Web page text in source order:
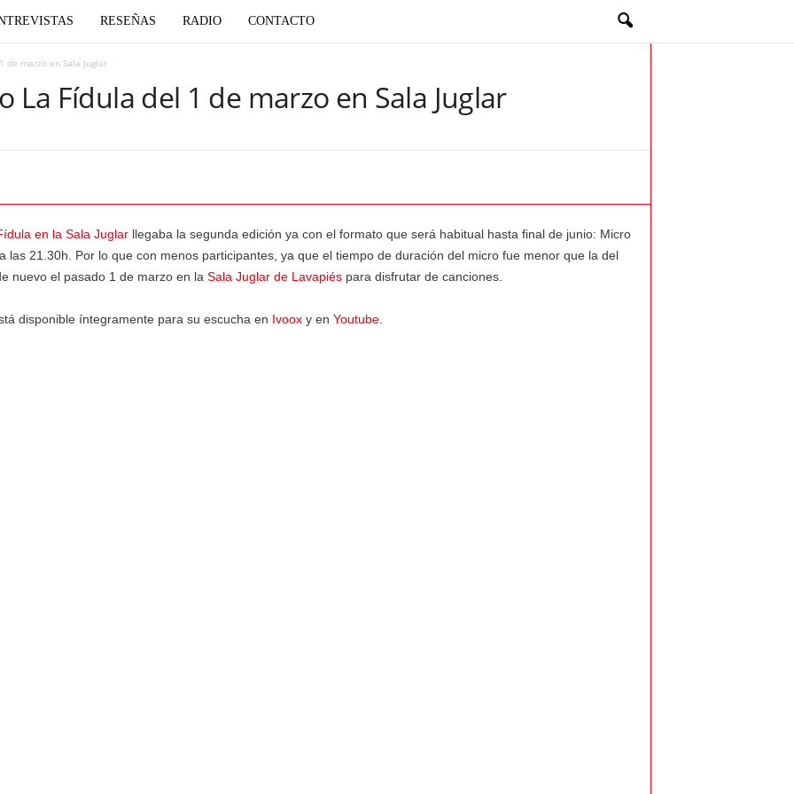
RESEÑAS RADIO CONTACTO
de marzo en Sala Juglar
La Fídula del 1 de marzo en Sala Juglar
en la Sala Juglarllegaba la segunda edición ya con el formato que será habitual hasta final de junio: Micro
las 21.30h. Por lo que con menos participantes, ya que el tiempo de duración del micro fue menor que la del
nuevo el pasado 1 de marzo en la Sala Juglar de Lavapiéspara disfrutar de canciones.
disponible íntegramente para su escucha en Ivooxy en Youtube.